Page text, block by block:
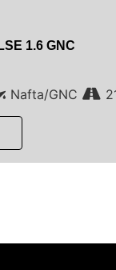
1.6 GNC
Nafta/GNC